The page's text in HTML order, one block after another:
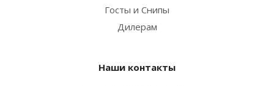
Госты и Снипы
Дилерам
Наши контакты